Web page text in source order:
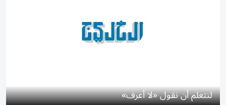
لنتعلم أن نقول «لا أعرف»